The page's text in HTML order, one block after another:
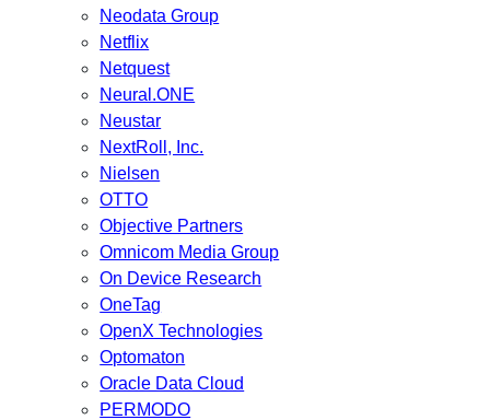
Neodata Group
Netflix
Netquest
Neural.ONE
Neustar
NextRoll, Inc.
Nielsen
OTTO
Objective Partners
Omnicom Media Group
On Device Research
OneTag
OpenX Technologies
Optomaton
Oracle Data Cloud
PERMODO